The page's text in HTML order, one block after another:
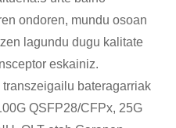
ondoren, mundu osoan
lagundu dugu kalitate
eskainiz.
bateragarriak
QSFP28/CFPx, 25G